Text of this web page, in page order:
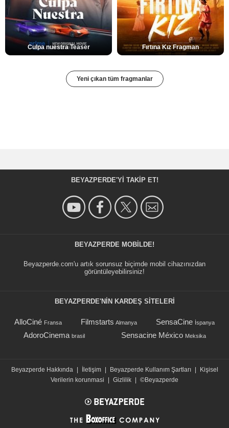
Culpa nuestra Teaser Fırtına Kız Fragman
Yeni çıkan tüm fragmanlar
BEYAZPERDE'YI TAKIP ET!
BEYAZPERDE MOBILDE!
Beyazperde.com'u artık sorunsuz biçimde mobil cihazınızdan
görüntüleyebilirsiniz!
BEYAZPERDE'NIN KARDEŞ SİTELERİ
AlloCiné Fransa Filmstarts Almanya SensaCine İspanya
AdoroCinema brasil Sensacine México Meksika
Beyazperde Hakkında İletişim Beyazperde Kullanım Şartları
Kişisel
Verilerin korunmasi
Gizlilik ©Beyazperde